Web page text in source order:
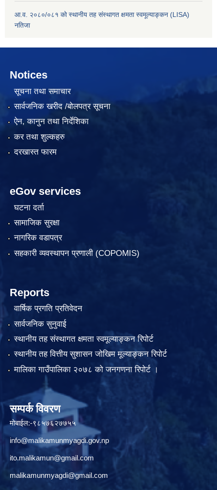
आ.व. २०८०/०८१ को स्थानीय तह संस्थागत क्षमता स्वमूल्याङ्कन (LISA)
नतिजा
Notices
सूचना तथा समाचार
सार्वजनिक खरीद /बोलपत्र सूचना
ऐन, कानुन तथा निर्देशिका
कर तथा शुल्कहरु
दरखास्त फारम
eGov services
घटना दर्ता
सामाजिक सुरक्षा
नागरिक वडापत्र
सहकारी व्यवस्थापन प्रणाली (COPOMIS)
Reports
वार्षिक प्रगति प्रतिवेदन
सार्वजनिक सुनुवाई
स्थानीय तह संस्थागत क्षमता स्वमूल्याङ्कन रिपोर्ट
स्थानीय तह वित्तीय सुशासन जोखिम मूल्याङ्कन रिपोर्ट
मालिका गाउँपालिका २०७८ को जनगणना रिपोर्ट ।
सम्पर्क विवरण
मोबाईल:-९८५७६२७७५५
info@malikamunmyagdi.gov.np
ito.malikamun@gmail.com
malikamunmyagdi@gmail.com